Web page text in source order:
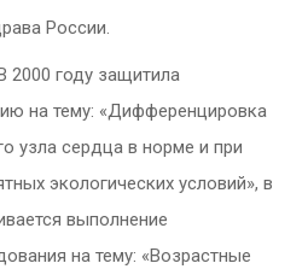
России.
В 2000 году защитила
на тему: «Дифференцировка
узла сердца в норме и при
экологических условий», в
выполнение
на тему: «Возрастные